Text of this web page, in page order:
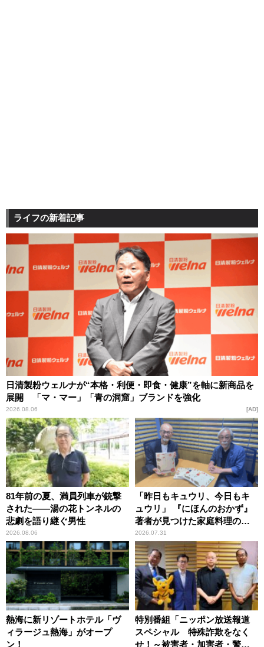
ライフの新着記事
日清製粉ウェルナが“本格・利便・即食・健康”を軸に新商品を
展開 「マ・マー」「青の洞窟」ブランドを強化
2026.08.06 AD
81年前の夏、満員列車が銃撃
された――湯の花トンネルの
悲劇を語り継ぐ男性
2026.08.06
「昨日もキュウリ、今日もキ
ュウリ」 『にほんのおかず』
著者が見つけた家庭料理の知
恵
2026.07.31
熱海に新リゾートホテル「ヴ
ィラージュ熱海」がオープ
ン！
特別番組「ニッポン放送報道
スペシャル 特殊詐欺をなく
せ！～被害者・加害者・警視